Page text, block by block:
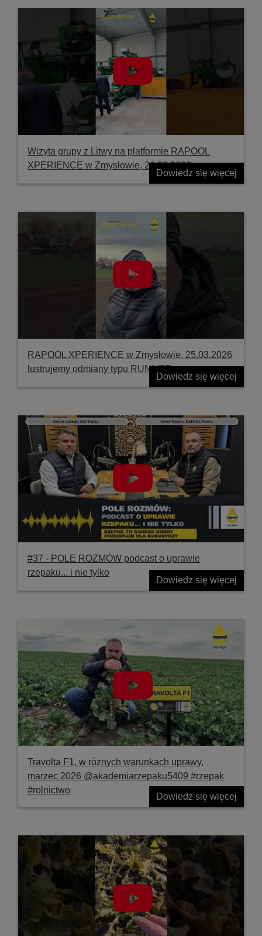
Wizyta grupy z Litwy na platformie RAPOOL
XPERIENCE w Zmysłowie, 26.03.2026
Dowiedz się więcej
RAPOOL XPERIENCE w Zmysłowie, 25.03.2026
lustrujemy odmiany typu RUNNER
Dowiedz się więcej
#37 ‐ POLE ROZMÓW podcast o uprawie
rzepaku... i nie tylko
Dowiedz się więcej
Travolta F1, w różnych warunkach uprawy,
marzec 2026 @akademiarzepaku5409 #rzepak
#rolnictwo
Dowiedz się więcej